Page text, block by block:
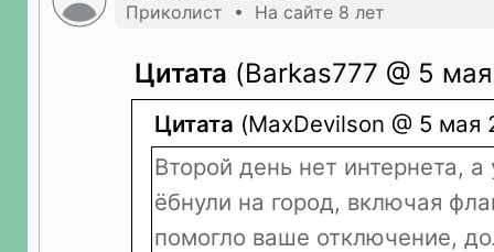
Приколист • На сайте 8 лет
Цитата (Barkas777 @ 5
Цитата (MaxDevilson @ 5 мая
Второй день нет интернета,
ёбнули на город, включая
помогло ваше отключение,